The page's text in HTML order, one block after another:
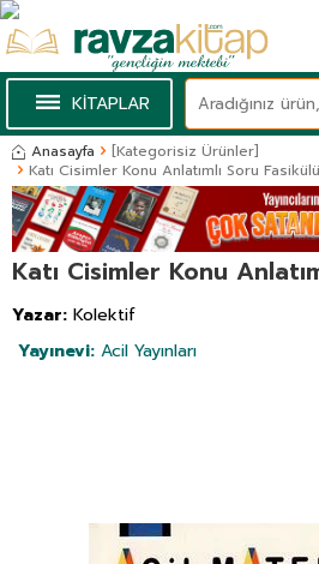
KİTAPLAR
Anasayfa
[Kategorisiz Ürünler]
Katı Cisimler Konu Anlatımlı Soru Fasikülü
Katı Cisimler Konu
Yazar: Kolektif
Yayınevi: Acil Yayınları